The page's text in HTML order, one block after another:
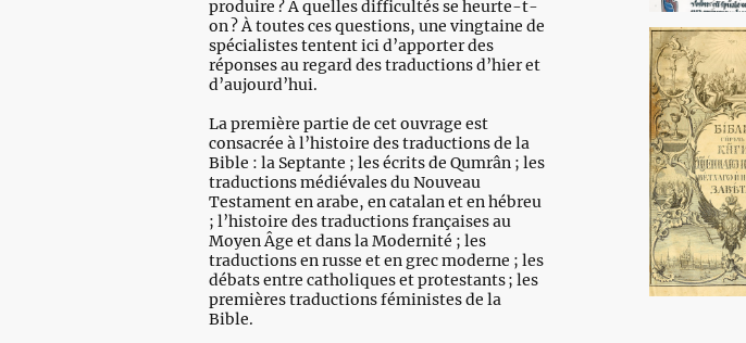
produire ? À quelles difficultés se heurte-t-
on ? À toutes ces questions, une vingtaine de
spécialistes tentent ici d’apporter des
réponses au regard des traductions d’hier et
d’aujourd’hui.
La première partie de cet ouvrage est
consacrée à l’histoire des traductions de la
Bible : la Septante ; les écrits de Qumrân ; les
traductions médiévales du Nouveau
Testament en arabe, en catalan et en hébreu
; l’histoire des traductions françaises au
Moyen Âge et dans la Modernité ; les
traductions en russe et en grec moderne ; les
débats entre catholiques et protestants ; les
premières traductions féministes de la
Bible.